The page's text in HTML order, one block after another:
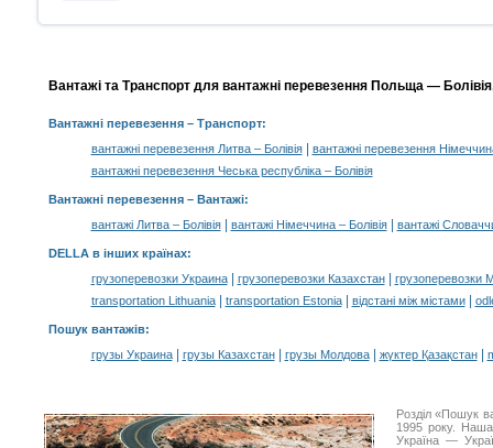
Вантажі та Транспорт для вантажні перевезення Польща —
Вантажні перевезення– Транспорт:
вантажні перевезення Литва – Болівія|
вантажні перевезення
вантажні перевезення Чеська республіка – Болівія
Вантажні перевезення – Вантажі:
вантажі Литва – Болівія| вантажі Німеччина – Болівія| вантажі
DELLA в інших країнах:
грузоперевозки Украина| грузоперевозки Казахстан|
грузоперевозки
transportation Lithuania| transportation Estonia| відстані між містами|
Пошук вантажів:
грузы Украина| грузы Казахстан| грузы Молдова| жүктер Қазақстан|
Розділ «Пошук
1995 року. Наша
Україна —